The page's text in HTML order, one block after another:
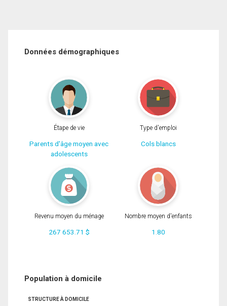
Données démographiques
Étape de vie
Parents d'âge moyen avec
adolescents
Type d'emploi
Cols blancs
Revenu moyen du ménage
267 653.71 $
Nombre moyen d'enfants
1.80
Population à domicile
STRUCTURE À DOMICILE